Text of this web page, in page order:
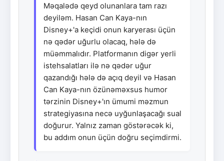
Məqalədə qeyd olunanlara tam razı
deyiləm. Hasan Can Kaya-nın
Disney+'a keçidi onun karyerası üçün
nə qədər uğurlu olacaq, hələ də
müəmmalıdır. Platformanın digər yerli
istehsalatları ilə nə qədər uğur
qazandığı hələ də açıq deyil və Hasan
Can Kaya-nın özünəməxsus humor
tərzinin Disney+'ın ümumi məzmun
strategiyasına necə uyğunlaşacağı sual
doğurur. Yalnız zaman göstərəcək ki,
bu addım onun üçün doğru seçimdirmi.